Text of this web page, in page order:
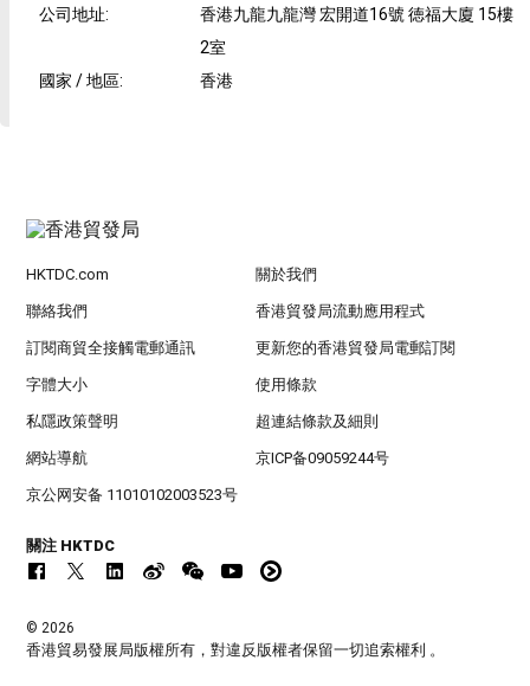
公司地址:
香港九龍九龍灣 宏開道16號 徳福大廈 15樓
2室
國家 / 地區: 香港
HKTDC.com 關於我們
聯絡我們 香港貿發局流動應用程式
訂閱商貿全接觸電郵通訊 更新您的香港貿發局電郵訂閱
字體大小 使用條款
私隱政策聲明 超連結條款及細則
網站導航 京ICP备09059244号
京公网安备 11010102003523号
關注 HKTDC
© 2026
香港貿易發展局版權所有，對違反版權者保留一切追索權利 。